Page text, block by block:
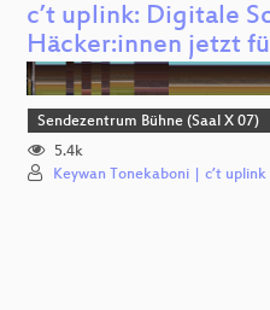
c’t uplink: Digitale
Häcker:innen jetzt
Sendezentrum Bühne (Saal X 07)
5.4k
Keywan Tonekaboni | c’t uplink